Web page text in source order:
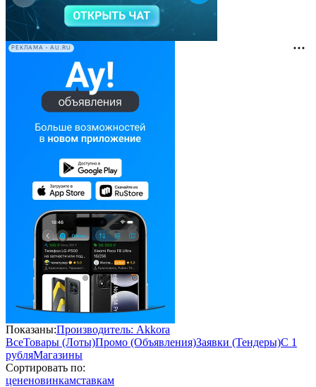
РЕКЛАМА • AU.RU
Показаны:Производитель: Akkora
ВсеТовары (Лоты)Промо (Объявления)Заявки (Тендеры)С 1
рубляМагазины
Сортировать по:
цененовинкамставкам